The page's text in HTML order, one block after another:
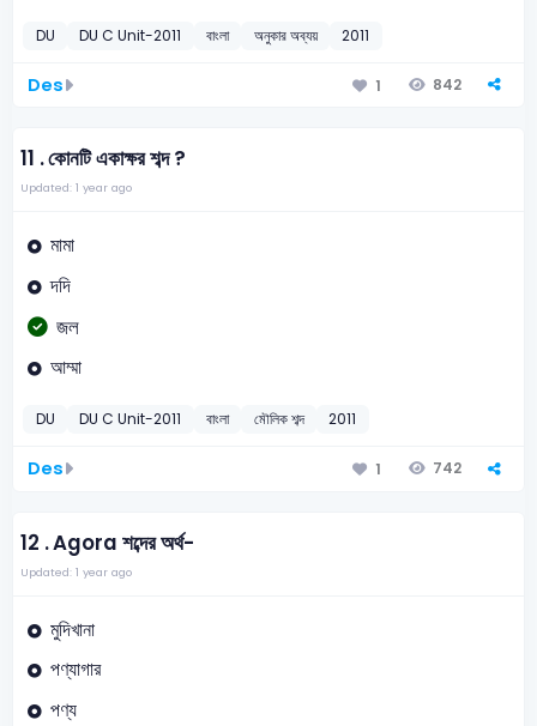
DU DU C Unit-2011 বাংলা অনুকার অব্যয় 2011
Des 1 842
11 .কোনটি একাক্ষর শব্দ ?
Updated: 1 year ago
মামা
দদি
জল
আম্মা
DU DU C Unit-2011 বাংলা মৌলিক শব্দ 2011
Des 1 742
12 .Agora শব্দের অর্থ-
Updated: 1 year ago
মুদিখানা
পণ্যাগার
পণ্য